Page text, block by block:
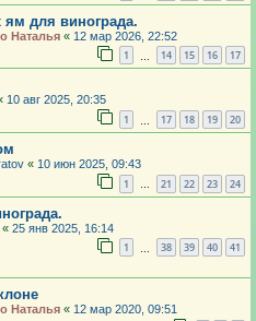
ям для винограда.
Наталья « 12 мар 2026, 22:52
1 14 15 16 17
10 авг 2025, 20:35
1 17 18 19 20
« 10 июн 2025, 09:43
1 … 21 22 23 24
« 25 янв 2025, 16:14
1 38 39 40 41
Наталья « 12 мар 2020, 09:51